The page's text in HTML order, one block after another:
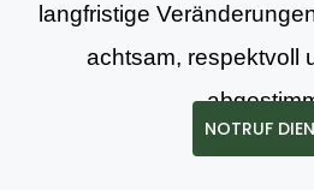
langfristige
achtsam, respektvoll
NOTRUF